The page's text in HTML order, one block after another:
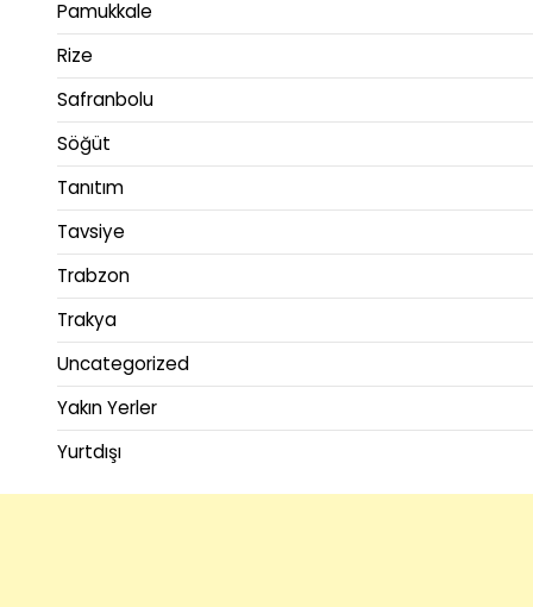
Pamukkale
Rize
Safranbolu
Söğüt
Tanıtım
Tavsiye
Trabzon
Trakya
Uncategorized
Yakın Yerler
Yurtdışı